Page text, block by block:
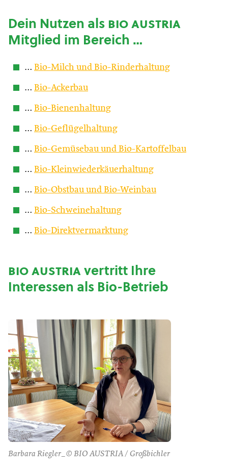
Dein Nutzen alsbio austria
Mitglied im Bereich …
… Bio-Milch und Bio-Rinderhaltung
… Bio-Ackerbau
… Bio-Bienenhaltung
… Bio-Geflügelhaltung
… Bio-Gemüsebau und Bio-Kartoffelbau
… Bio-Kleinwiederkäuerhaltung
… Bio-Obstbau und Bio-Weinbau
… Bio-Schweinehaltung
… Bio-Direktvermarktung
bio austriavertritt Ihre
Interessen als Bio-Betrieb
Barbara Riegler_© BIO AUSTRIA / Großbichler